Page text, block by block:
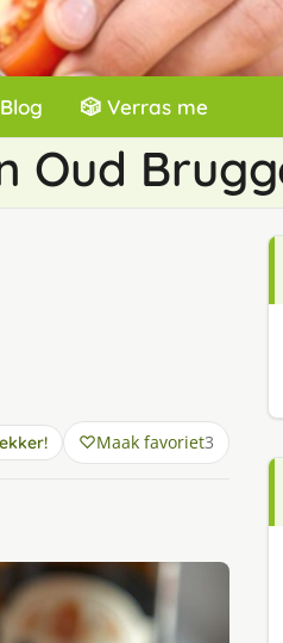
Blog 🎲 Verras me
Oud
Maak favoriet3